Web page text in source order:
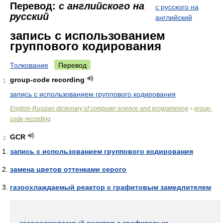
Перевод: с английского на
русский
с русского на
английский
запись с использованием
группового кодирования
Толкование Перевод
1
group-code recording
запись с использованием группового кодирования
English-Russian dictionary of computer science and programming > group-
code recording
2
GCR
запись с использованием группового кодирования
замена цветов оттенками серого
газоохлаждаемый реактор с графитовым замедлителем